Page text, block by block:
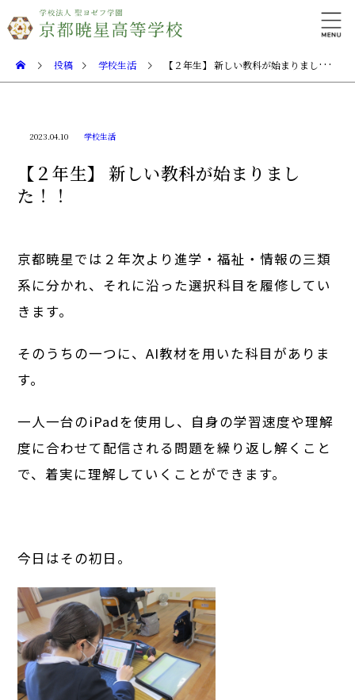
投稿 学校生活 【２年生】 新しい教科が始まりました！！
2023.04.10 学校生活
【２年生】 新しい教科が始まりまし
た！！
京都暁星では２年次より進学・福祉・情報の三類
系に分かれ、それに沿った選択科目を履修してい
きます。
そのうちの一つに、AI教材を用いた科目がありま
す。
一人一台のiPadを使用し、自身の学習速度や理解
度に合わせて配信される問題を繰り返し解くこと
で、着実に理解していくことができます。
今日はその初日。